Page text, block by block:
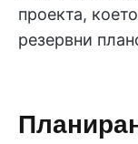
проекта,
резервни